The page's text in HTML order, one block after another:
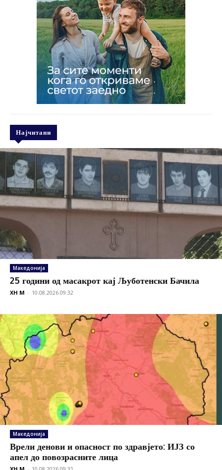
Најчитани
Македонија
25 години од масакрот кај Љуботенски Бачила
XH M - 10.08.2026 09:32
Македонија
Врели денови и опасност по здравјето: ИЈЗ со
апел до повозрасните лица